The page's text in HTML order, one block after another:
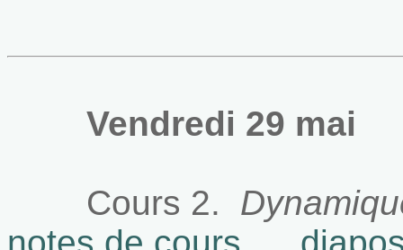
Vendredi 29 mai
Cours 2.